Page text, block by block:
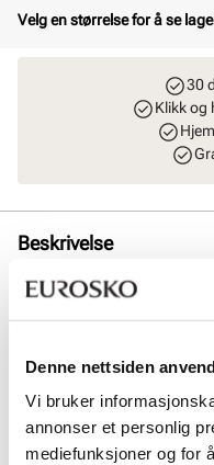
Denne nettsiden
Vi bruker
annonser et personlig
mediefunksjoner og for
Velg en størrelse for å se
30
Klikk og
Beskrivelse
Forsterket med GORE-TEX
EXOSTRIDE herreskoen er
mikrofiberdetaljer som er
mykhet og pusteevne.
GORE-TEX Teknologi gir en
en anatomisk lest som
støtte og stabilitet. En myk,